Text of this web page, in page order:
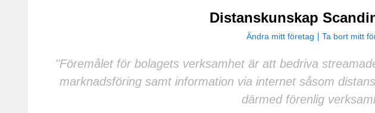
Distanskunskap
Ändra mitt företag Ta bort mitt
"Föremålet för bolagets verksamhet är att bedriva
marknadsföring samt information via internet såsom
därmed förenlig